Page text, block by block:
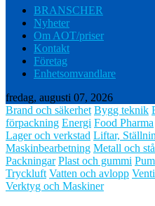
BRANSCHER
Nyheter
Om AOT/priser
Kontakt
Företag
Enhetsomvandlare
fredag, augusti 07, 2026
Brand och säkerhet Bygg teknik
förpackning Energi Food Pharma
Lager och verkstad Liftar,
Maskinbearbetning Metall och
Packningar Plast och gummi
Tryckluft Vatten och avlopp
Verktyg och Maskiner